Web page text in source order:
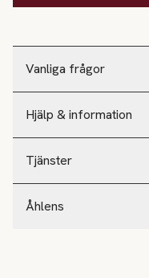
Vanliga frågor
Hjälp & information
Tjänster
Åhlens